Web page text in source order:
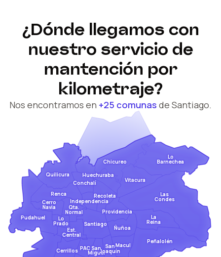
Chicureo
Cerrillos
Est.
Central
Pudahuel Lo
Prado
Cerro
Navia
Santiago
Renca
Qta.
Normal
Recoleta
Independencia
Quilicura
Conchalí
PACSan
Miguel
San
Joaquín
Providencia
Ñuñoa
La
Reina
Macul
Peñalolén
Las
Condes
Vitacura
Lo
Barnechea
Huechuraba
¿Dónde llegamos con
nuestro servicio de
mantención por
kilometraje?
Nos encontramos en +25 comunas de Santiago.